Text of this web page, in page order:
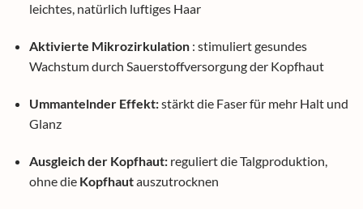
leichtes, natürlich luftiges Haar
Aktivierte Mikrozirkulation : stimuliert gesundes
Wachstum durch Sauerstoffversorgung der Kopfhaut
Ummantelnder Effekt:stärkt die Faser für mehr Halt und
Glanz
Ausgleich der Kopfhaut:reguliert die Talgproduktion,
ohne die Kopfhautauszutrocknen